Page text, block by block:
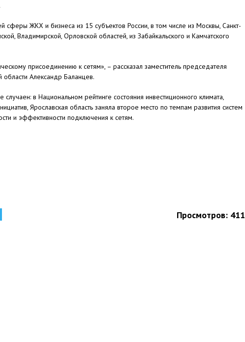
сферы ЖКХ и бизнеса из 15 субъектов России, в том числе из Москвы, Санкт-
Владимирской, Орловской областей, из Забайкальского и Камчатского
присоединению к сетям», – рассказал заместитель председателя
области Александр Баланцев.
в Национальном рейтинге состояния инвестиционного климата,
Ярославская область заняла второе место по темпам развития систем
и эффективности подключения к сетям.
Просмотров: 411